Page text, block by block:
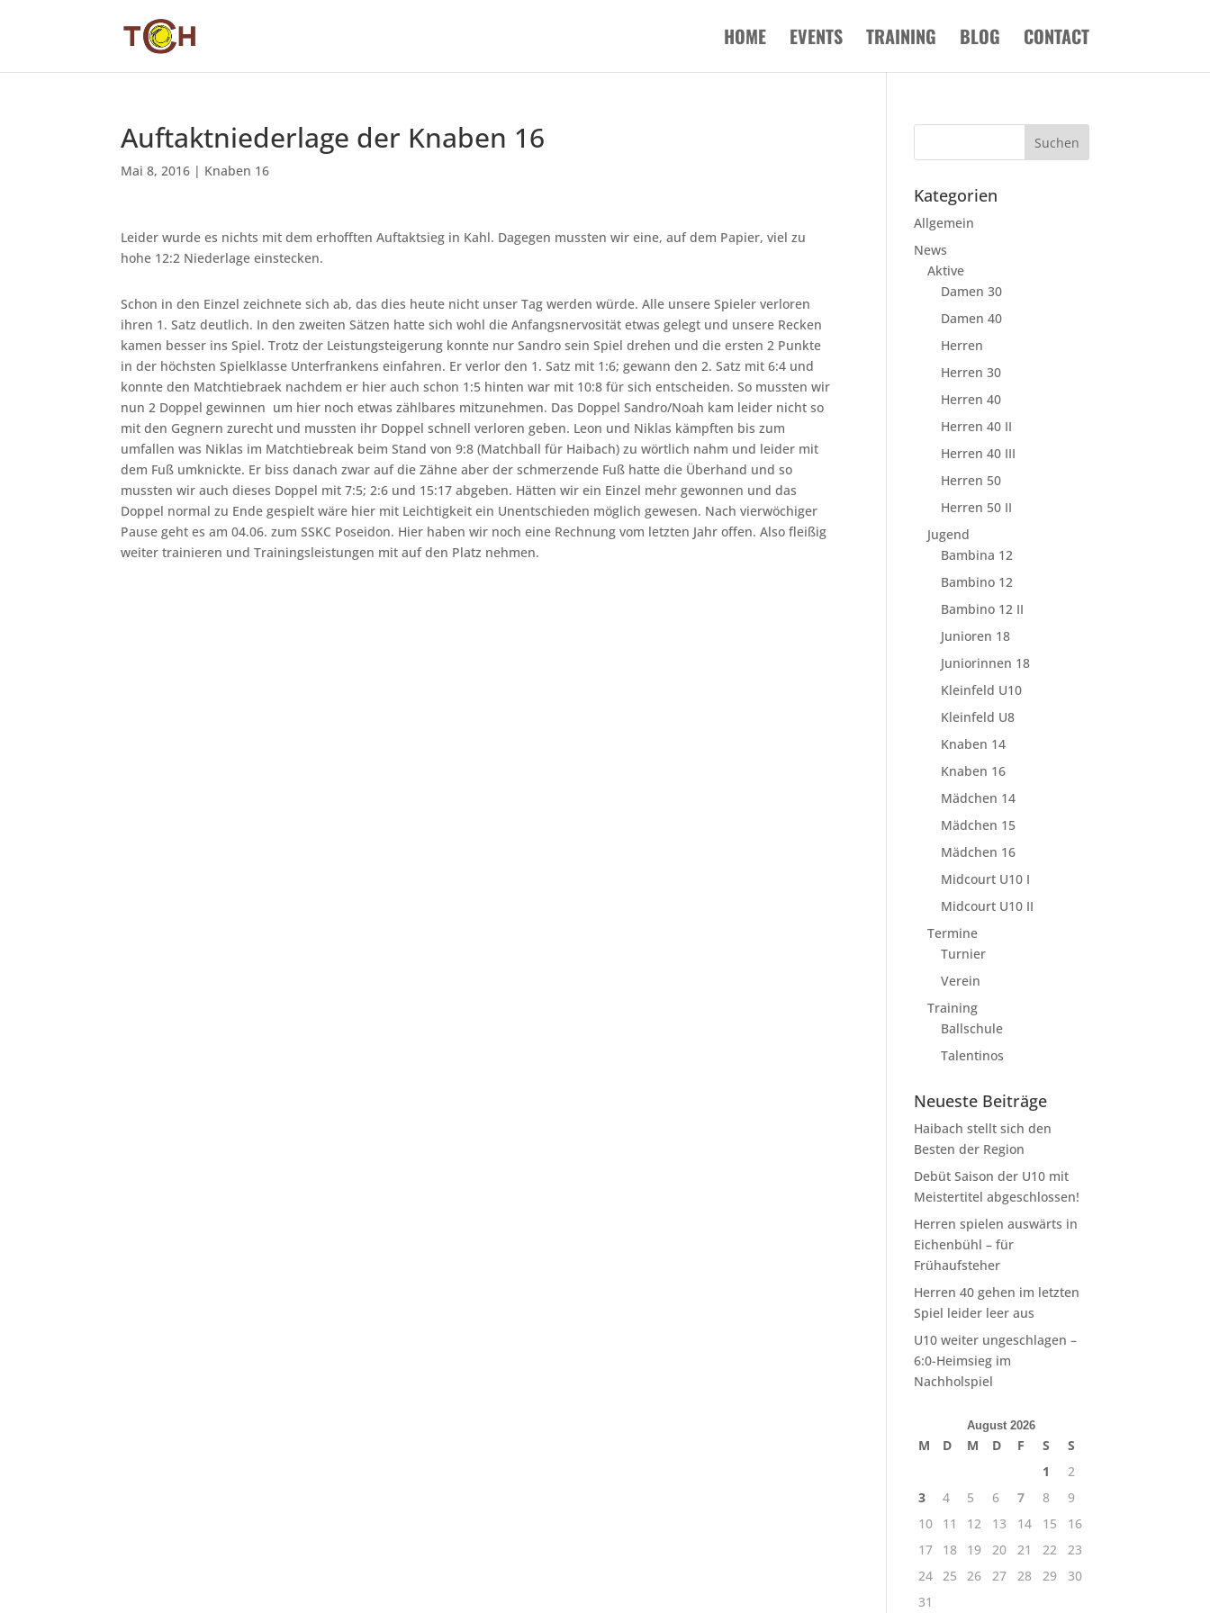
HOME EVENTS TRAINING BLOG CONTACT
Auftaktniederlage der Knaben 16
Mai 8, 2016 | Knaben 16
Leider wurde es nichts mit dem erhofften Auftaktsieg in Kahl. Dagegen mussten wir eine, auf dem Papier, viel zu
hohe 12:2 Niederlage einstecken.
Schon in den Einzel zeichnete sich ab, das dies heute nicht unser Tag werden würde. Alle unsere Spieler verloren
ihren 1. Satz deutlich. In den zweiten Sätzen hatte sich wohl die Anfangsnervosität etwas gelegt und unsere Recken
kamen besser ins Spiel. Trotz der Leistungsteigerung konnte nur Sandro sein Spiel drehen und die ersten 2 Punkte
in der höchsten Spielklasse Unterfrankens einfahren. Er verlor den 1. Satz mit 1:6; gewann den 2. Satz mit 6:4 und
konnte den Matchtiebraek nachdem er hier auch schon 1:5 hinten war mit 10:8 für sich entscheiden. So mussten wir
nun 2 Doppel gewinnen um hier noch etwas zählbares mitzunehmen. Das Doppel Sandro/Noah kam leider nicht so
mit den Gegnern zurecht und mussten ihr Doppel schnell verloren geben. Leon und Niklas kämpften bis zum
umfallen was Niklas im Matchtiebreak beim Stand von 9:8 (Matchball für Haibach) zu wörtlich nahm und leider mit
dem Fuß umknickte. Er biss danach zwar auf die Zähne aber der schmerzende Fuß hatte die Überhand und so
mussten wir auch dieses Doppel mit 7:5; 2:6 und 15:17 abgeben. Hätten wir ein Einzel mehr gewonnen und das
Doppel normal zu Ende gespielt wäre hier mit Leichtigkeit ein Unentschieden möglich gewesen. Nach vierwöchiger
Pause geht es am 04.06. zum SSKC Poseidon. Hier haben wir noch eine Rechnung vom letzten Jahr offen. Also fleißig
weiter trainieren und Trainingsleistungen mit auf den Platz nehmen.
Kategorien
Allgemein
News
Aktive
Damen 30
Damen 40
Herren
Herren 30
Herren 40
Herren 40 II
Herren 40 III
Herren 50
Herren 50 II
Jugend
Bambina 12
Bambino 12
Bambino 12 II
Junioren 18
Juniorinnen 18
Kleinfeld U10
Kleinfeld U8
Knaben 14
Knaben 16
Mädchen 14
Mädchen 15
Mädchen 16
Midcourt U10 I
Midcourt U10 II
Termine
Turnier
Verein
Training
Ballschule
Talentinos
Neueste Beiträge
Haibach stellt sich den
Besten der Region
Debüt Saison der U10 mit
Meistertitel abgeschlossen!
Herren spielen auswärts in
Eichenbühl – für
Frühaufsteher
Herren 40 gehen im letzten
Spiel leider leer aus
U10 weiter ungeschlagen –
6:0-Heimsieg im
Nachholspiel
August 2026
M D M D F S
S
1
2
3
4 5 6 7 8
9
10
11 12 13 14 15
16
17
18 19 20 21 22
23
24 25 26 27 28 29
30
31